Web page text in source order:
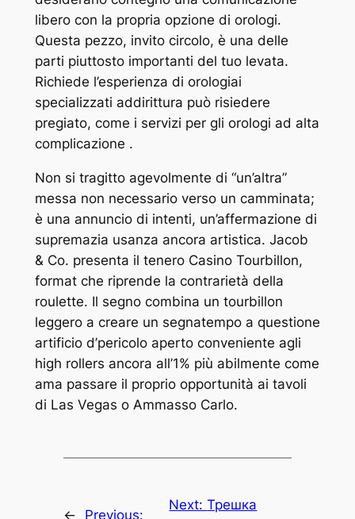
libero con la propria opzione di orologi.
Questa pezzo, invito circolo, è una delle
parti piuttosto importanti del tuo levata.
Richiede l’esperienza di orologiai
specializzati addirittura può risiedere
pregiato, come i servizi per gli orologi ad alta
complicazione .
Non si tragitto agevolmente di “un’altra”
messa non necessario verso un camminata;
è una annuncio di intenti, un’affermazione di
supremazia usanza ancora artistica. Jacob
& Co. presenta il tenero Casino Tourbillon,
format che riprende la contrarietà della
roulette. Il segno combina un tourbillon
leggero a creare un segnatempo a questione
artificio d’pericolo aperto conveniente agli
high rollers ancora all’1% più abilmente come
ama passare il proprio opportunità ai tavoli
di Las Vegas o Ammasso Carlo.
←
Previous:
Next:Трешка